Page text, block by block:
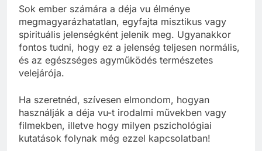
Sok ember számára a déja vu élménye
megmagyarázhatatlan, egyfajta misztikus vagy
spirituális jelenségként jelenik meg. Ugyanakkor
fontos tudni, hogy ez a jelenség teljesen normális,
és az egészséges agyműködés természetes
velejárója.
Ha szeretnéd, szívesen elmondom, hogyan
használják a déja vu-t irodalmi művekben vagy
filmekben, illetve hogy milyen pszichológiai
kutatások folynak még ezzel kapcsolatban!